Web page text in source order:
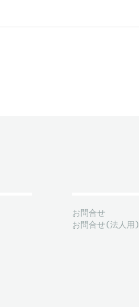
お問合せ
お問合せ(法人用)